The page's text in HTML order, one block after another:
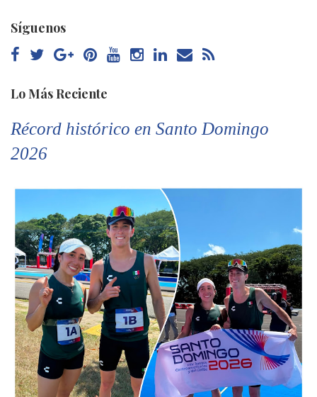
Síguenos
Lo Más Reciente
Récord histórico en Santo Domingo
2026